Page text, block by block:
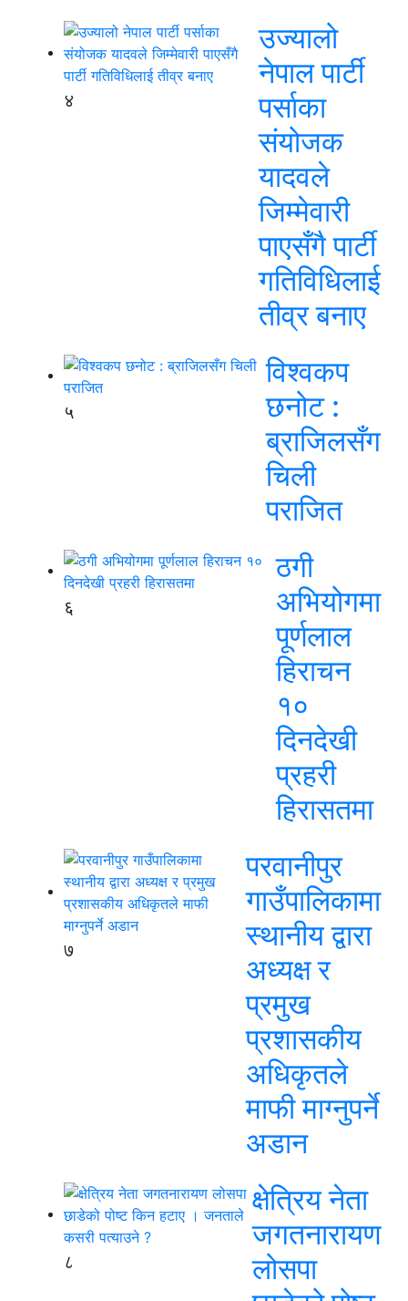
४
उज्यालो
नेपाल पार्टी
पर्साका
संयोजक
यादवले
जिम्मेवारी
पाएसँगै पार्टी
गतिविधिलाई
तीव्र बनाए
५
विश्वकप
छनोट :
ब्राजिलसँग
चिली
पराजित
६
ठगी
अभियोगमा
पूर्णलाल
हिराचन
१०
दिनदेखी
प्रहरी
हिरासतमा
७
परवानीपुर
गाउँपालिकामा
स्थानीय द्वारा
अध्यक्ष र
प्रमुख
प्रशासकीय
अधिकृतले
माफी माग्नुपर्ने
अडान
८
क्षेत्रिय नेता
जगतनारायण
लोसपा